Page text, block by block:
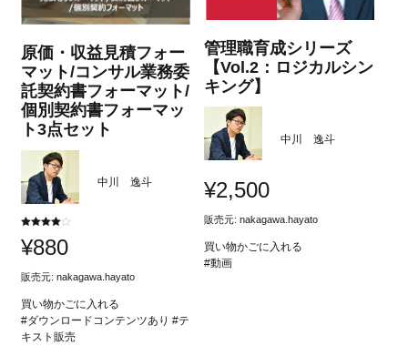
原価・収益見積フォー
マット/コンサル業務委
託契約書フォーマット/
個別契約書フォーマッ
ト3点セット
中川 逸斗
4.00
の評価
¥880
販売元: nakagawa.hayato
買い物かごに入れる
#ダウンロードコンテンツあり #テ
キスト販売
管理職育成シリーズ
【Vol.2：ロジカルシン
キング】
中川 逸斗
¥2,500
販売元:nakagawa.hayato
買い物かごに入れる
#動画